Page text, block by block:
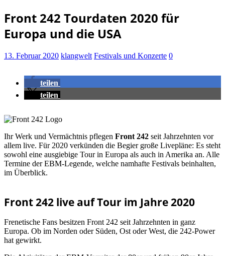
Front 242 Tourdaten 2020 für
Europa und die USA
13. Februar 2020 klangwelt Festivals und Konzerte 0
teilen
teilen
Ihr Werk und Vermächtnis pflegen Front 242 seit Jahrzehnten vor
allem live. Für 2020 verkünden die Begier große Livepläne: Es steht
sowohl eine ausgiebige Tour in Europa als auch in Amerika an. Alle
Termine der EBM-Legende, welche namhafte Festivals beinhalten,
im Überblick.
Front 242 live auf Tour im Jahre 2020
Frenetische Fans besitzen Front 242 seit Jahrzehnten in ganz
Europa. Ob im Norden oder Süden, Ost oder West, die 242-Power
hat gewirkt.